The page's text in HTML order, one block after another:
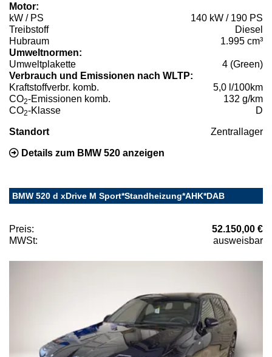
Motor:
kW / PS
140 kW / 190 PS
Treibstoff
Diesel
Hubraum
1.995 cm³
Umweltnormen:
Umweltplakette
4 (Green)
Verbrauch und Emissionen nach WLTP:
Kraftstoffverbr. komb.
5,0 l/100km
CO2-Emissionen komb.
132 g/km
CO2-Klasse D
Standort Zentrallager
Details zum BMW 520 anzeigen
BMW 520 d xDrive M Sport*Standheizung*AHK*DAB
Preis:
52.150,00 €
MWSt:
ausweisbar